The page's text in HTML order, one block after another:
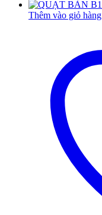
Thêm vào giỏ hàng